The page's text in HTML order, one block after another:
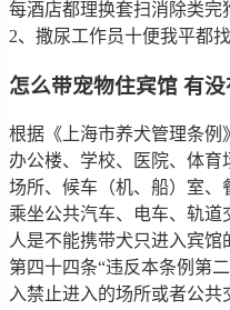
每酒店都理换套扫消除类完
2、撒尿工作员十便我平都
怎么带宠物住宾馆 有
根据《上海市养犬管理条例
办公楼、学校、医院、体
场所、候车（机、船）室
乘坐公共汽车、电车、轨道
人是不能携带犬只进入宾馆
第四十四条“违反本条例第
入禁止进入的场所或者公